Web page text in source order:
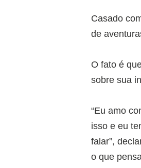
Casado
de
O fato é
sobre sua
“Eu amo
isso e eu
falar”,
o que